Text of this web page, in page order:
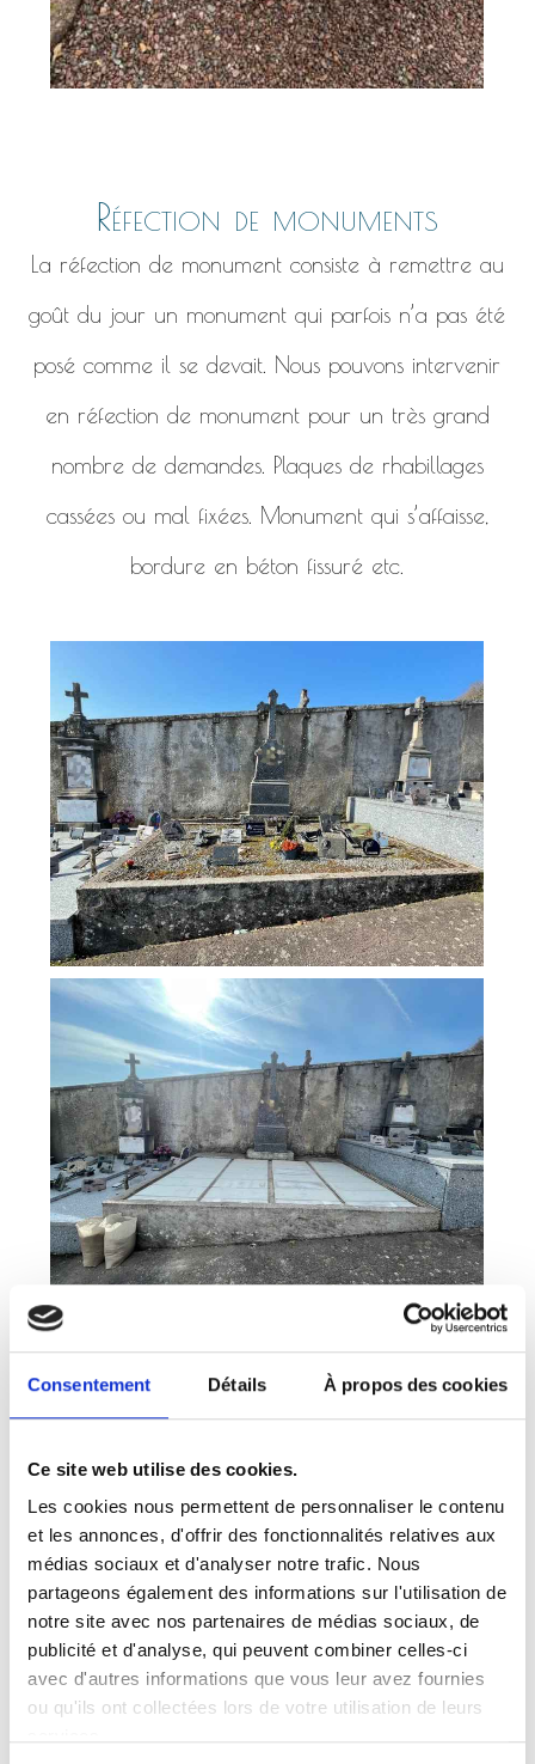
Consentement Détails À propos des cookies
Ce site web utilise des cookies.
Les cookies nous permettent de personnaliser le contenu
et les annonces, d'offrir des fonctionnalités relatives aux
médias sociaux et d'analyser notre trafic. Nous
partageons également des informations sur l'utilisation de
notre site avec nos partenaires de médias sociaux, de
publicité et d'analyse, qui peuvent combiner celles-ci
avec d'autres informations que vous leur avez fournies
ou qu'ils ont collectées lors de votre utilisation de leurs
Réfection de monuments
La réfection de monument consiste à remettre au
goût du jour un monument qui parfois n’a pas été
posé comme il se devait. Nous pouvons intervenir
en réfection de monument pour un très grand
nombre de demandes. Plaques de rhabillages
cassées ou mal fixées. Monument qui s’affaisse,
bordure en béton fissuré etc.